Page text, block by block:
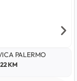
PALERMO
KM